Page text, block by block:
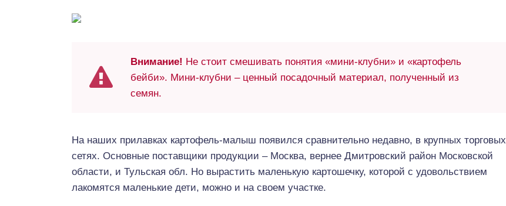
Внимание! Не стоит смешивать понятия «мини-клубни» и «картофель
бейби». Мини-клубни – ценный посадочный материал, полученный из
семян.
На наших прилавках картофель-малыш появился сравнительно недавно, в крупных торговых
сетях. Основные поставщики продукции – Москва, вернее Дмитровский район Московской
области, и Тульская обл. Но вырастить маленькую картошечку, которой с удовольствием
лакомятся маленькие дети, можно и на своем участке.